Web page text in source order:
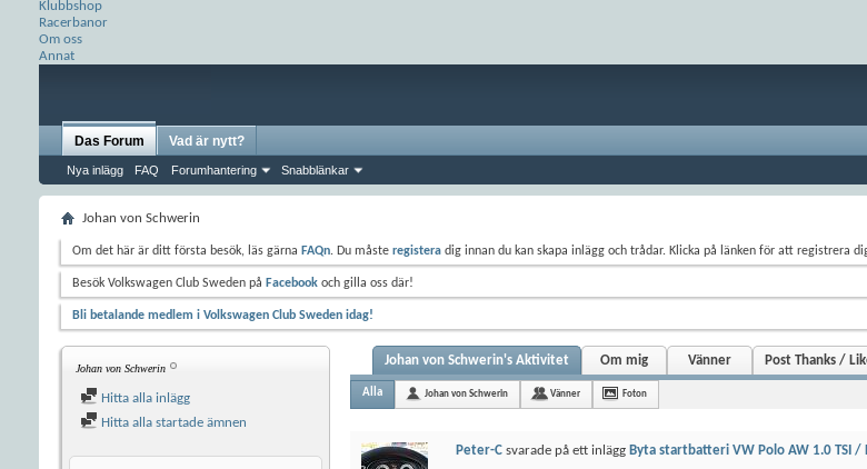
Klubbshop
Racerbanor
Om oss
Annat
Das Forum
Nya inlägg FAQ Forumhantering Snabblänkar
Vad är nytt?
Johan von Schwerin
Om det här är ditt första besök, läs gärna FAQn. Du måste registera dig innan du kan skapa inlägg och trådar. Klicka på länken för att registrera
Besök Volkswagen Club Sweden på Facebook och gilla oss där!
Bli betalande medlem i Volkswagen Club Sweden idag!
Johan von Schwerin
Hitta alla inlägg
Hitta alla startade ämnen
Johan von Schwerin's Aktivitet Om mig Vänner Post Thanks /
Alla Johan von Schwerin Vänner Foton
Peter-C svarade på ett inlägg Byta startbatteri VW Polo AW 1.0 TSI /